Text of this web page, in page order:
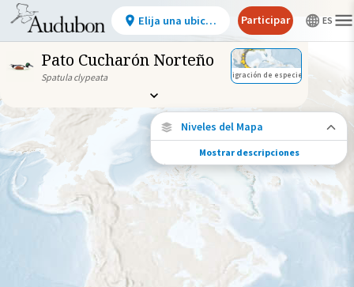
Pato Cucharón Norteño
Spatula clypeata Migración de especies
Niveles del Mapa
Migración de especies
Vea dónde viaja esta especie durante todo
el año.
Ave monitoreada
individualmente (alta
precisión)
Viaje de un pájaro rastreado
Mostrar descripciones
Elija una ubicación Participar